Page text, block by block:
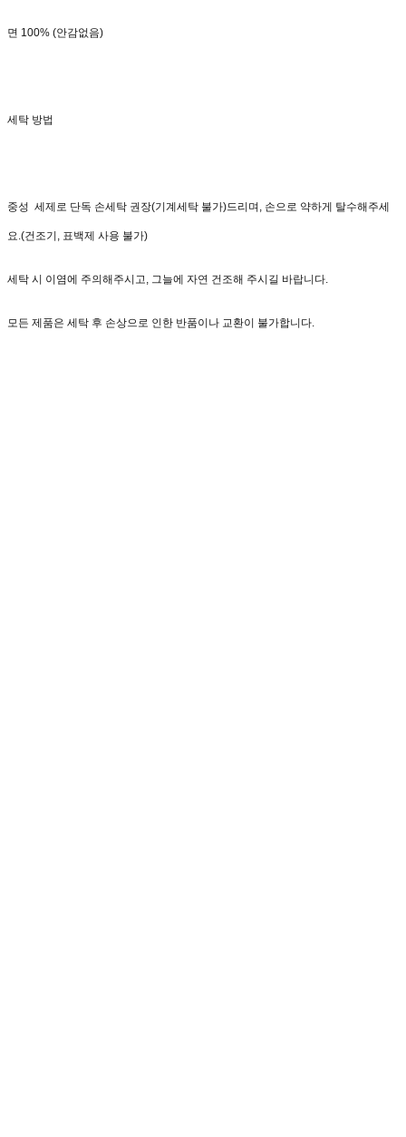
면 100% (안감없음)
세탁 방법
중성 세제로 단독 손세탁 권장(기계세탁 불가)드리며, 손으로 약하게 탈수해주세
요.(건조기, 표백제 사용 불가)
세탁 시 이염에 주의해주시고, 그늘에 자연 건조해 주시길 바랍니다.
모든 제품은 세탁 후 손상으로 인한 반품이나 교환이 불가합니다.